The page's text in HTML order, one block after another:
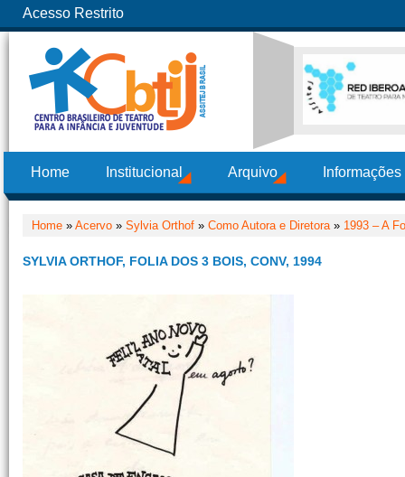
Acesso Restrito
Home Institucional Arquivo
Home » Acervo » Sylvia Orthof » Como Autora e Diretora» 1993 – A
SYLVIA ORTHOF, FOLIA DOS 3 BOIS, CONV, 1994